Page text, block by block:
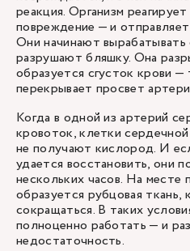
реакция. Организм
повреждение — и
Они начинают
разрушают бляшку. Она
образуется сгусток крови
перекрывает просвет
Когда в одной из артерий
кровоток, клетки
не получают кислород. И
удается восстановить, они
нескольких часов. На месте
образуется рубцовая ткань,
сокращаться. В таких
полноценно работать — и
недостаточность.